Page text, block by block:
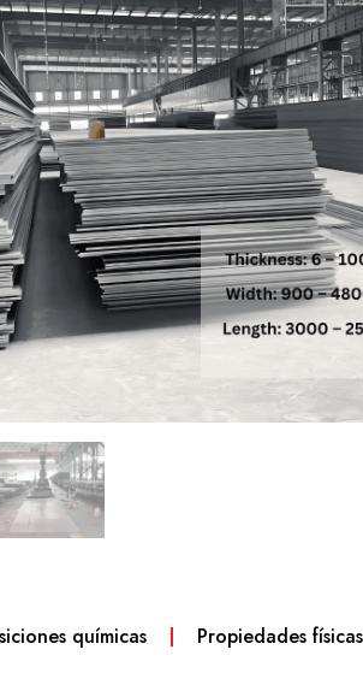
químicas Propiedades físicas